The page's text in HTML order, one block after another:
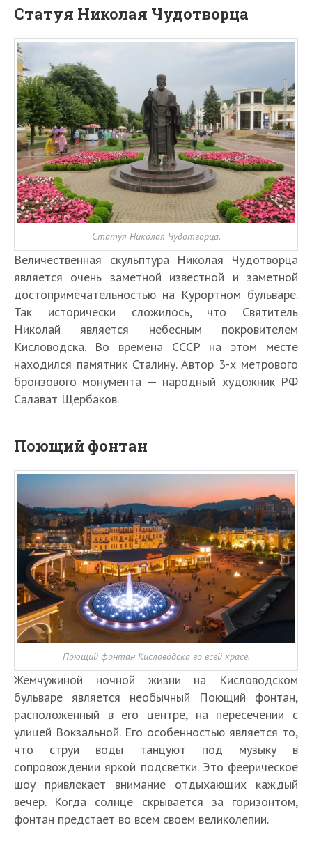
Статуя Николая Чудотворца
Статуя Николая Чудотворца.
Величественная скульптура Николая Чудотворца
является очень заметной известной и заметной
достопримечательностью на Курортном бульваре.
Так исторически сложилось, что Святитель
Николай является небесным покровителем
Кисловодска. Во времена СССР на этом месте
находился памятник Сталину. Автор 3-х метрового
бронзового монумента — народный художник РФ
Салават Щербаков.
Поющий фонтан
Поющий фонтан Кисловодска во всей красе.
Жемчужиной ночной жизни на Кисловодском
бульваре является необычный Поющий фонтан,
расположенный в его центре, на пересечении с
улицей Вокзальной. Его особенностью является то,
что струи воды танцуют под музыку в
сопровождении яркой подсветки. Это феерическое
шоу привлекает внимание отдыхающих каждый
вечер. Когда солнце скрывается за горизонтом,
фонтан предстает во всем своем великолепии.